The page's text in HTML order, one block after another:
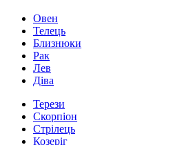
Овен
Телець
Близнюки
Рак
Лев
Діва
Терези
Скорпіон
Стрілець
Козеріг